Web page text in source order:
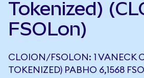
Tokenized)
FSOLon)
CLOION/FSOLON: 1 VANECK
TOKENIZED) РАВНО 6,1568